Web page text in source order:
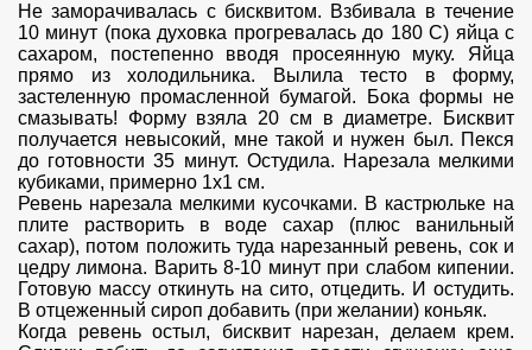
Не заморачивалась с бисквитом. Взбивала в течение
10 минут (пока духовка прогревалась до 180 С) яйца с
сахаром, постепенно вводя просеянную муку. Яйца
прямо из холодильника. Вылила тесто в форму,
застеленную промасленной бумагой. Бока формы не
смазывать! Форму взяла 20 см в диаметре. Бисквит
получается невысокий, мне такой и нужен был. Пекся
до готовности 35 минут. Остудила. Нарезала мелкими
кубиками, примерно 1х1 см.
Ревень нарезала мелкими кусочками. В кастрюльке на
плите растворить в воде сахар (плюс ванильный
сахар), потом положить туда нарезанный ревень, сок и
цедру лимона. Варить 8-10 минут при слабом кипении.
Готовую массу откинуть на сито, отцедить. И остудить.
В отцеженный сироп добавить (при желании) коньяк.
Когда ревень остыл, бисквит нарезан, делаем крем.